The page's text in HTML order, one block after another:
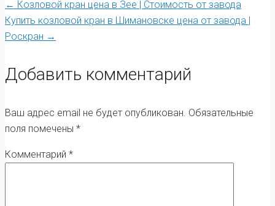
Post
navigation
← Козловой кран цена в Зее | Стоимость от завода
Купить козловой кран в Шимановске цена от завода |
Роскран →
Добавить комментарий
Ваш адрес email не будет опубликован. Обязательные
поля помечены *
Комментарий *